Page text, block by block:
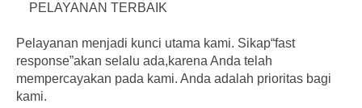
PELAYANAN TERBAIK
Pelayanan menjadi kunci utama kami. Sikap“fast
response”akan selalu ada,karena Anda telah
mempercayakan pada kami. Anda adalah prioritas bagi
kami.